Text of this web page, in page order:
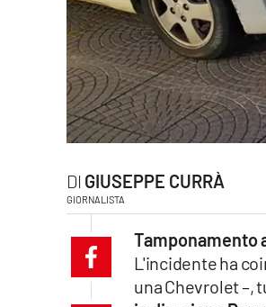
cosenzachannel.it
GIUSEPPE CURRÀ
GIORNALISTA
Tamponamento
L'incidente ha
una Chevrolet –,